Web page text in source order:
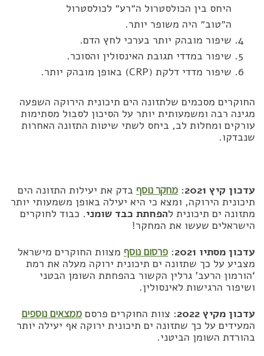
היחס בין הכולסטרול ה״רע״ לכולסטרול
ה״טוב״ היה משופר יותר.
שיפור מובהק יותר בערכי לחץ הדם.
שיפור במדדי תגובת האינסולין והסוכר.
שיפור מדדי דלקת (CRP) באופן מובהק יותר.
החוקרים מסכמים שלתזונה הים תיכונית הירוקה השפעה
מגינה רבה ומשמעותית יותר על הסיכון לסבול מסתימות
עורקים ומחלות לב, ביחס לשתי שיטות התזונה האחרות
שנבדקו.
עדכון קיץ 2021 : מחקר נוסף בדק את יעילות התזונה הים
תיכונית הירוקה, ומצא כי היא יעילה באופן משמעותי יותר
מתזונה ים תיכונית להפחתת כבד שומני. כבוד לחוקרים
הישראלים שעשו את המחקר!
עדכון מסתיו 2021
: פרסום נוסף מצוות החוקרים מישראל
מצביע על כך שתזונה ים תיכונית ירוקה מעלה את רמת
‘הורמון הרעב’ גרלין הקשור בהפחתת השומן הבטני
ושיפור הרגישות לאינסולין.
עדכון מקיץ 2022
: צוות החוקרים פרסם ממצאים נוספים
המעידים על כך שתזונה ים תיכונית ירוקה אף יעילה יותר
בהורדת השומן הביטני.